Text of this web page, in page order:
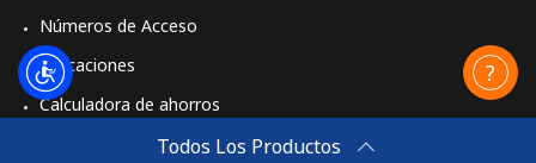
Todos Los Productos
Números de Acceso
Aplicaciones
Calculadora de ahorros